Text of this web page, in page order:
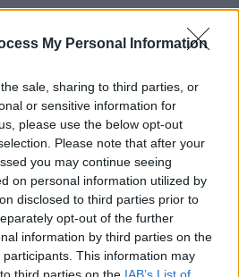
My Personal Information
sale, sharing to third parties, or
or sensitive information for
please use the below opt-out
Please note that after your
you may continue seeing
on personal information utilized by
disclosed to third parties prior to
opt-out of the further
information by third parties on the
participants. This information may
third parties on the IAB’s List of
įrašai
00:00:30
Vilniaus r.: dviejų moterų ir
nepavyko